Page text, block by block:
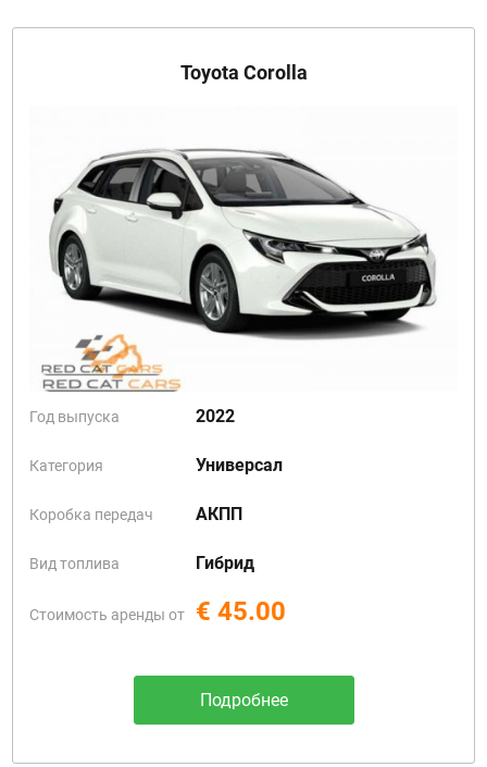
Toyota Corolla
Год выпуска 2022
Категория Универсал
Коробка передач АКПП
Вид топлива Гибрид
Стоимость аренды от € 45.00
Подробнее